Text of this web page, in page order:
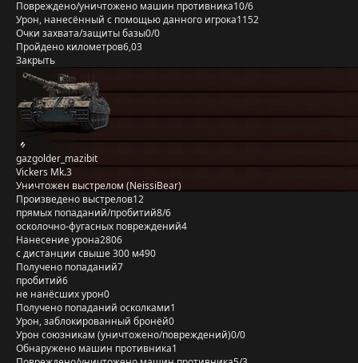
Повреждено/уничтожено машин противника10/6
Урон, нанесённый с помощью данного игрока1152
Очки захвата/защиты базы0/0
Пройдено километров6,03
Закрыть
gazgolder_mazibit
Vickers Mk.3
Уничтожен выстрелом (NeissiBear)
Произведено выстрелов12
прямых попаданий/пробитий8/6
осколочно-фугасных повреждений4
Нанесение урона2806
с дистанции свыше 300 м490
Получено попаданий7
пробитий6
не нанёсших урон0
Получено попаданий осколками1
Урон, заблокированный бронёй0
Урон союзникам (уничтожено/повреждений)0/0
Обнаружено машин противника1